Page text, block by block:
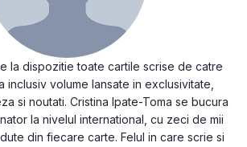
la dispozitie toate cartile scrise de catre
inclusiv volume lansate in exclusivitate,
si noutati. Cristina Ipate-Toma se bucura
la nivelul international, cu zeci de mii
din fiecare carte. Felul in care scrie si